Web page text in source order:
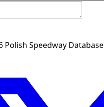
Polish Speedway Database